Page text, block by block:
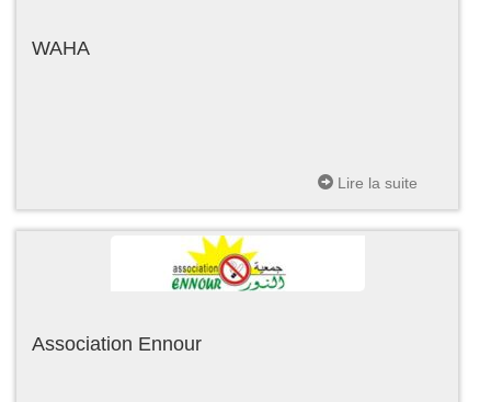
WAHA
Lire la suite
Association Ennour